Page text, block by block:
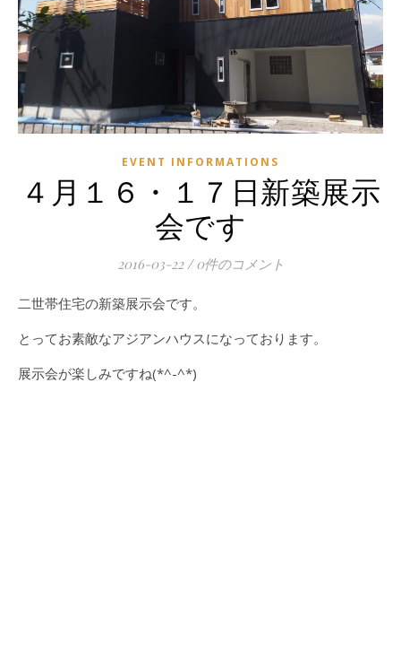
EVENT INFORMATIONS
４月１６・１７日新築展示
会です
2016-03-22 / 0件のコメント
二世帯住宅の新築展示会です。
とってお素敵なアジアンハウスになっております。
展示会が楽しみですね(*^-^*)